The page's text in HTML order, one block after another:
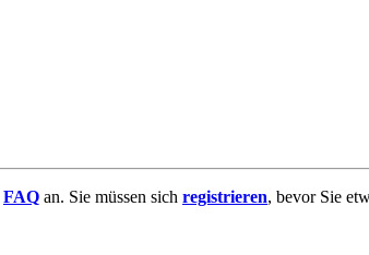
FAQ an. Sie müssen sich registrieren, bevor Sie